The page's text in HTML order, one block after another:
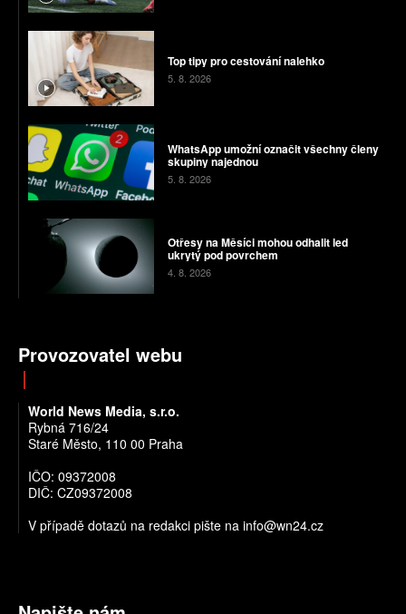
Top tipy pro cestování nalehko
5. 8. 2026
WhatsApp umožní označit všechny členy
skupiny najednou
5. 8. 2026
Otřesy na Měsíci mohou odhalit led
ukrytý pod povrchem
4. 8. 2026
Provozovatel webu
World News Media, s.r.o.
Rybná 716/24
Staré Město, 110 00 Praha
IČO: 09372008
DIČ: CZ09372008
V případě dotazů na redakci pište na info@wn24.cz